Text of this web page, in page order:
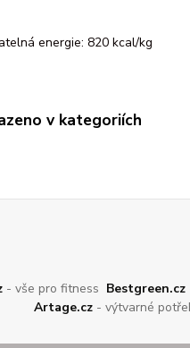
energie: 820 kcal/kg
v kategoriích
- vše pro fitness Bestgreen.cz
Artage.cz - výtvarné